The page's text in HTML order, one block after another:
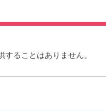
ることはありません。